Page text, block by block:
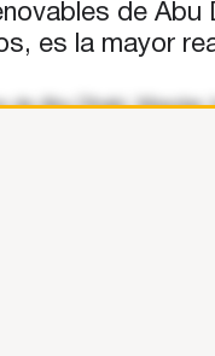
de
es la mayor
de Abu Dhabi,